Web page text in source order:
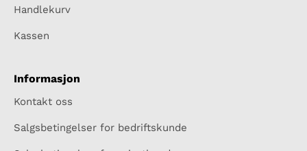
Handlekurv
Kassen
Informasjon
Kontakt oss
Salgsbetingelser for bedriftskunde